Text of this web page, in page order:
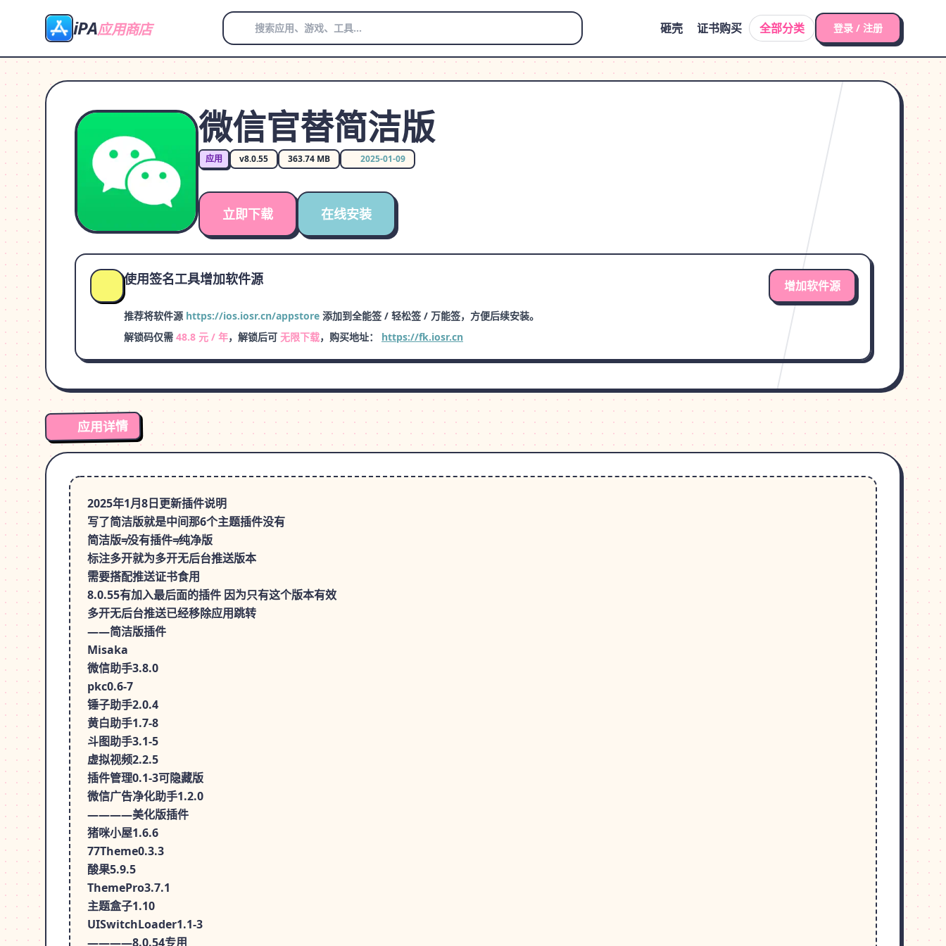
iPA应用商店 砸壳 证书购买 全部分类 登录 / 注册
微信官替简洁版
应用 v8.0.55 363.74 MB 2025-01-09
立即下载 在线安装
使用签名工具增加软件源 增加软件源
推荐将软件源 https://ios.iosr.cn/appstore 添加到全能签 / 轻松签 / 万能签，方便后续安装。
解锁码仅需 48.8 元 / 年，解锁后可 无限下载，购买地址： https://fk.iosr.cn
应用详情
2025年1月8日更新插件说明
写了简洁版就是中间那6个主题插件没有
简洁版≠没有插件≠纯净版
标注多开就为多开无后台推送版本
需要搭配推送证书食用
8.0.55有加入最后面的插件 因为只有这个版本有效
多开无后台推送已经移除应用跳转
——简洁版插件
Misaka
微信助手3.8.0
pkc0.6-7
锤子助手2.0.4
黄白助手1.7-8
斗图助手3.1-5
虚拟视频2.2.5
插件管理0.1-3可隐藏版
微信广告净化助手1.2.0
————美化版插件
猪咪小屋1.6.6
77Theme0.3.3
酸果5.9.5
ThemePro3.7.1
主题盒子1.10
UISwitchLoader1.1-3
————8.0.54专用